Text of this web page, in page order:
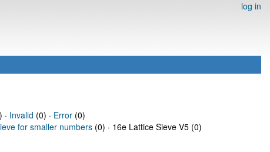
log in
· Invalid (0) · Error(0)
for smaller numbers (0) · 16e Lattice Sieve V5 (0)